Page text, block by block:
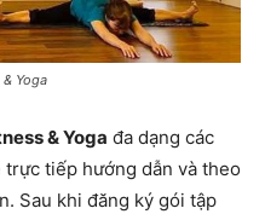
Yoga
& Yoga đa dạng các
tiếp hướng dẫn và theo
Sau khi đăng ký gói tập